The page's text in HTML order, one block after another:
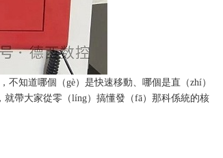
不知道哪個（gè）是快速移動、哪個是直（zhí）
帶大家從零（líng）搞懂發（fā）那科係統的核